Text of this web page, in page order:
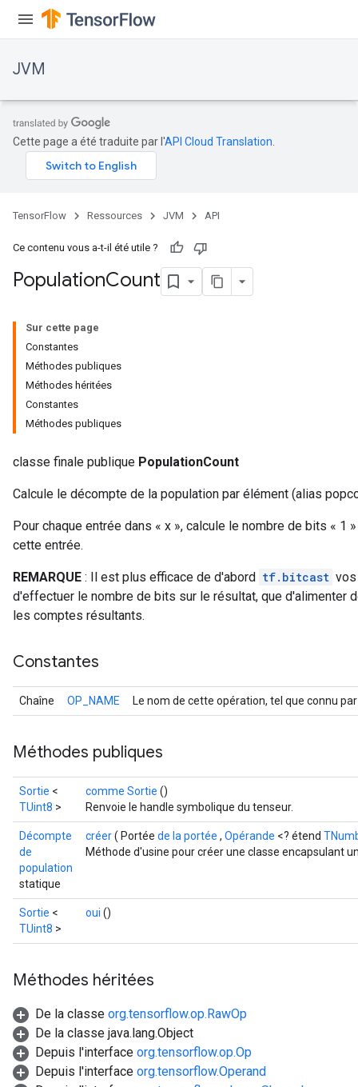
JVM
Cette page a été traduite par l'API Cloud Translation
TensorFlow Ressources JVM API
Ce contenu vous a-t-il été utile ?
PopulationCount
Sur cette page
Constantes
Méthodes publiques
Méthodes héritées
Constantes
Méthodes publiques
classe finale publique PopulationCount
Calcule le décompte de la population par élément (alias
Pour chaque entrée dans « x », calcule le nombre de bits « 1
cette entrée.
REMARQUE : Il est plus efficace de d'abord tf.bitcast
d'effectuer le nombre de bits sur le résultat, que d'alimenter
les comptes résultants.
Constantes
Chaîne OP_NAME Le nom de cette opération, tel que connu
Méthodes publiques
Sortie <
TUint8 >
comme Sortie ()
Renvoie le handle symbolique du tenseur.
Décompte
de
population
statique
créer( Portée de la portée , Opérande <? étend
Méthode d'usine pour créer une classe encapsulant
Sortie <
TUint8 >
oui ()
Méthodes héritées
De la classe org.tensorflow.op.RawOp
De la classe java.lang.Object
Depuis l'interface org.tensorflow.op.Op
Depuis l'interface org.tensorflow.Operand